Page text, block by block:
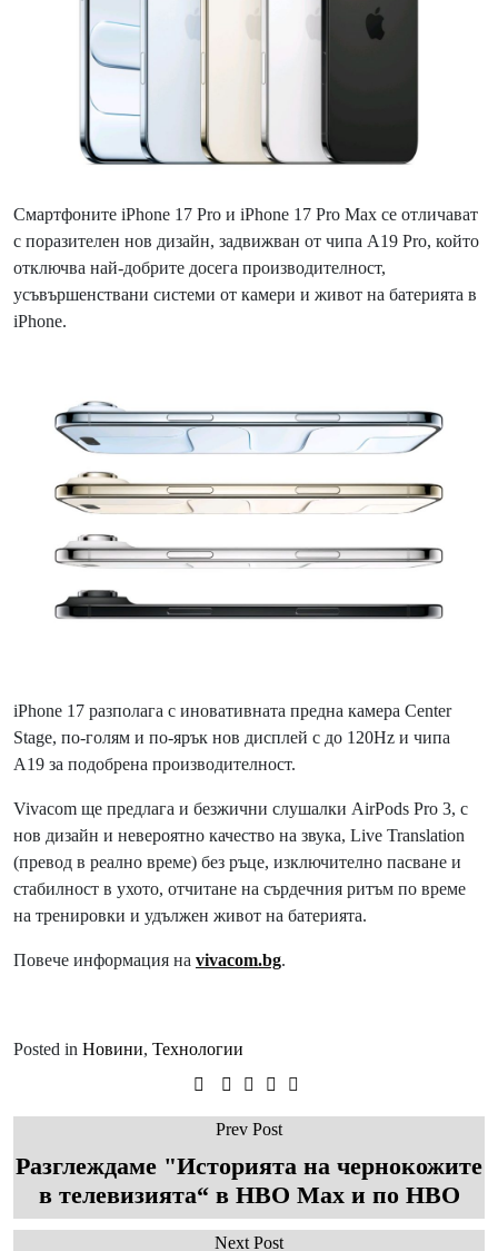
Смартфоните iPhone 17 Pro и iPhone 17 Pro Max се отличават
с поразителен нов дизайн, задвижван от чипа A19 Pro, който
отключва най-добрите досега производителност,
усъвършенствани системи от камери и живот на батерията в
iPhone.
iPhone 17 разполага с иновативната предна камера Center
Stage, по-голям и по-ярък нов дисплей с до 120Hz и чипа
A19 за подобрена производителност.
Vivacom ще предлага и безжични слушалки AirPods Pro 3, с
нов дизайн и невероятно качество на звука, Live Translation
(превод в реално време) без ръце, изключително пасване и
стабилност в ухото, отчитане на сърдечния ритъм по време
на тренировки и удължен живот на батерията.
Повече информация на vivacom.bg.
Posted in Новини, Технологии
Prev Post
Разглеждаме "Историята на чернокожите
в телевизията“ в HBO Max и по HBO
Next Post